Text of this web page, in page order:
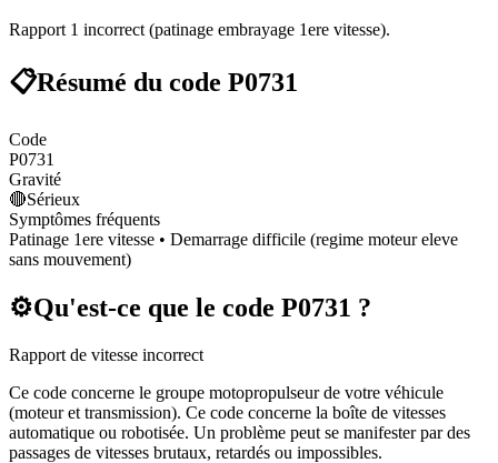
Rapport 1 incorrect (patinage embrayage 1ere vitesse).
📋Résumé du code P0731
Code
P0731
Gravité
🔴Sérieux
Symptômes fréquents
Patinage 1ere vitesse • Demarrage difficile (regime moteur eleve
sans mouvement)
⚙️Qu'est-ce que le code P0731 ?
Rapport de vitesse incorrect
Ce code concerne le groupe motopropulseur de votre véhicule
(moteur et transmission). Ce code concerne la boîte de vitesses
automatique ou robotisée. Un problème peut se manifester par des
passages de vitesses brutaux, retardés ou impossibles.